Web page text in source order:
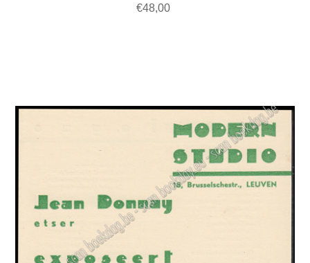
€48,00